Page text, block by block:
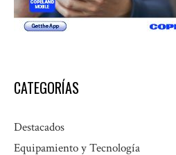
CATEGORÍAS
Destacados
Equipamiento y Tecnología